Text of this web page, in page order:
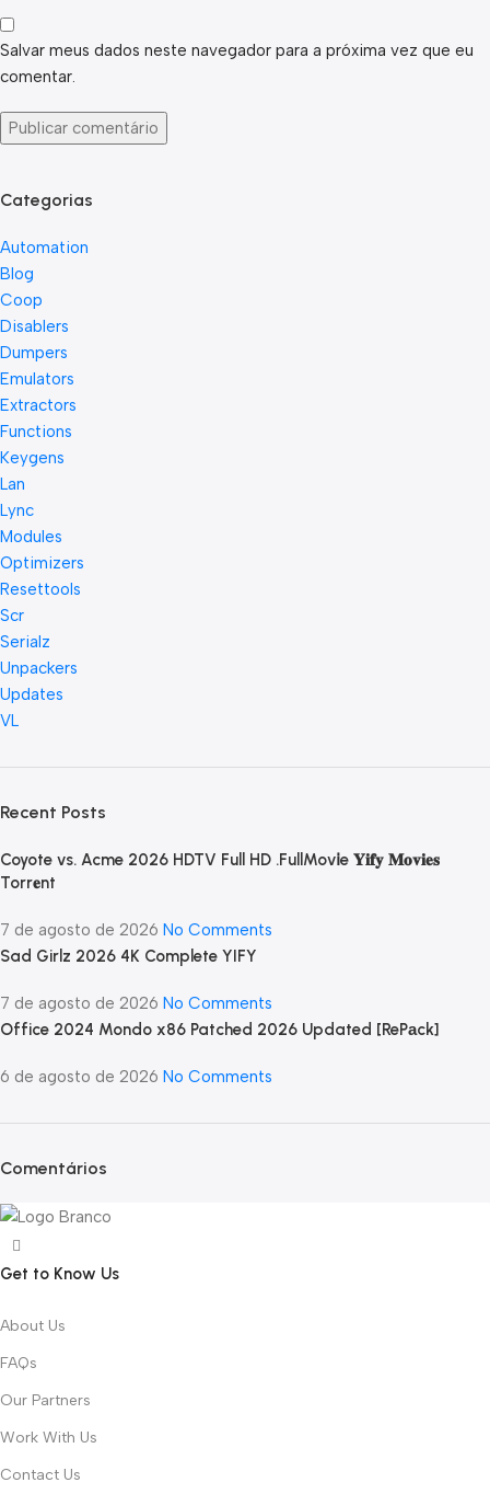
Salvar meus dados neste navegador para a próxima vez que eu
comentar.
Categorias
Automation
Blog
Coop
Disablers
Dumpers
Emulators
Extractors
Functions
Keygens
Lan
Lync
Modules
Optimizers
Resettools
Scr
Serialz
Unpackers
Updates
VL
Recent Posts
Coyote vs. Acme 2026 HDTV Full HD .FullMov𝗂e 𝐘𝐢𝐟𝐲 𝐌𝐨𝐯𝐢𝐞𝐬
Torr𝐞nt
7 de agosto de 2026 No Comments
Sad Girlz 2026 4K Complete YIFY
7 de agosto de 2026 No Comments
Office 2024 Mondo x86 Patched 2026 Updated [RePаck]
6 de agosto de 2026 No Comments
Comentários
Get to Know Us
About Us
FAQs
Our Partners
Work With Us
Contact Us